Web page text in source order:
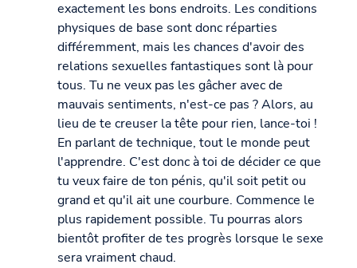
exactement les bons endroits. Les conditions
physiques de base sont donc réparties
différemment, mais les chances d'avoir des
relations sexuelles fantastiques sont là pour
tous. Tu ne veux pas les gâcher avec de
mauvais sentiments, n'est-ce pas ? Alors, au
lieu de te creuser la tête pour rien, lance-toi !
En parlant de technique, tout le monde peut
l'apprendre. C'est donc à toi de décider ce que
tu veux faire de ton pénis, qu'il soit petit ou
grand et qu'il ait une courbure. Commence le
plus rapidement possible. Tu pourras alors
bientôt profiter de tes progrès lorsque le sexe
sera vraiment chaud.